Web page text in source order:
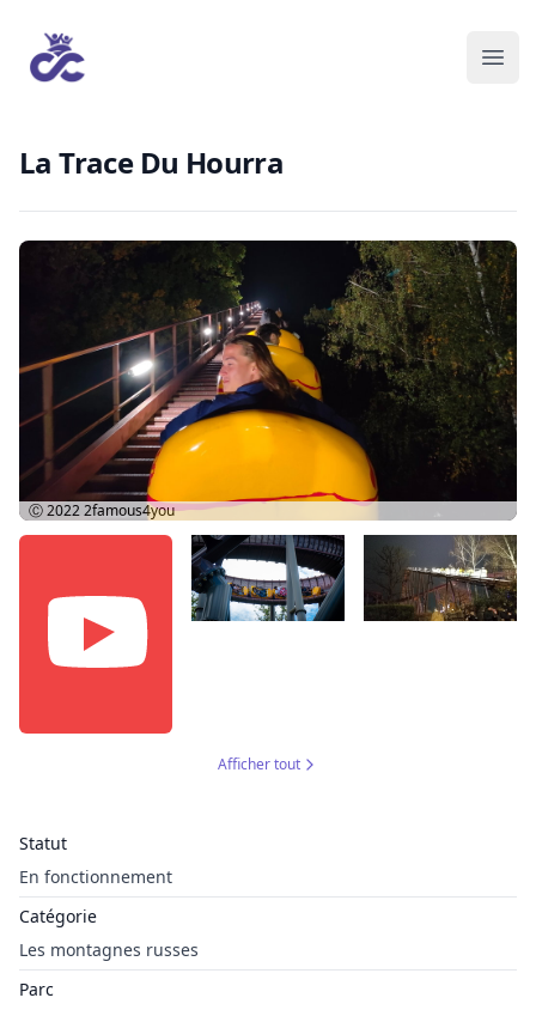
La Trace Du Hourra
Statut
En fonctionnement
Catégorie
Les montagnes russes
Parc
Ⓒ 20222famous4you
Afficher tout